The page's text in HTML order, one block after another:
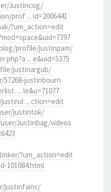
Justincog/
prof ... id=2006441
?um_action=edit
profile/justinpam/
... e&uid=5375
justinargub/
justinbourn
... le&u=71077
... ction=edit
justintok/
Justinbag/videos
?um_action=edit
101084.html
justinfainc/